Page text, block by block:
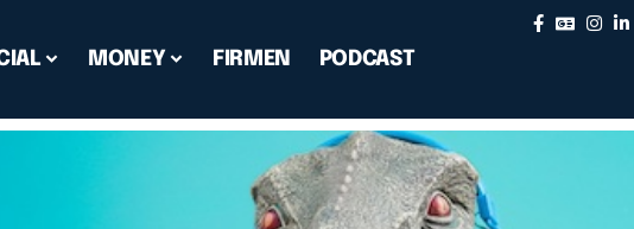
MONEY FIRMEN PODCAST